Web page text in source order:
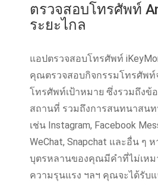
ตรวจสอบโทรศัพท์
ระยะไกล
แอปตรวจสอบโทรศัพท์
คุณตรวจสอบกิจกรรมโทรศัพท์
โทรศัพท์เป้าหมาย ซึ่งรวมถึงข้
สถานที่ รวมถึงการสนทนาสนท
เช่น Instagram, Facebook
WeChat, Snapchat และอื่น ๆ
บุตรหลานของคุณมีคําที่ไม่เหม
ความรุนแรง ฯลฯ คุณจะได้รับ